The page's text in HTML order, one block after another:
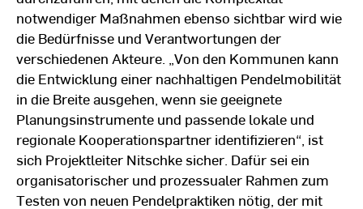
notwendiger Maßnahmen ebenso sichtbar wird wie
die Bedürfnisse und Verantwortungen der
verschiedenen Akteure. „Von den Kommunen kann
die Entwicklung einer nachhaltigen Pendelmobilität
in die Breite ausgehen, wenn sie geeignete
Planungsinstrumente und passende lokale und
regionale Kooperationspartner identifizieren“, ist
sich Projektleiter Nitschke sicher. Dafür sei ein
organisatorischer und prozessualer Rahmen zum
Testen von neuen Pendelpraktiken nötig, der mit